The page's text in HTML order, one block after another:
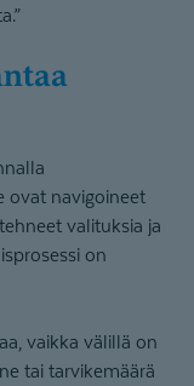
ovat navigoineet
valituksia ja
on
vaikka välillä on
tai tarvikemäärä